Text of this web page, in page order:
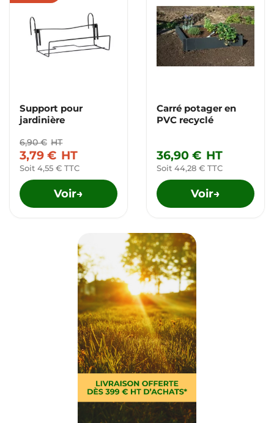
Support pour
jardinière
6,90 € HT
3,79 € HT
Soit 4,55 € TTC
Voir→
Carré potager en
PVC recyclé
36,90 € HT
Soit 44,28 € TTC
Voir→